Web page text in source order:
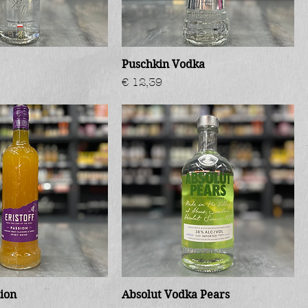
Puschkin Vodka
Prijs
€ 12,39
Absolut Vodka Pears